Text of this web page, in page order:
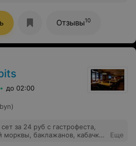
Отзывы10
до 02:00
за 24 руб с гастрофеста,
баклажанов, кабачков
Еще